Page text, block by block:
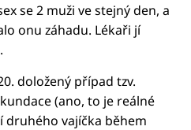
se 2 muži ve stejný den, a
onu záhadu. Lékaři jí
doložený případ tzv.
(ano, to je reálné
druhého vajíčka během